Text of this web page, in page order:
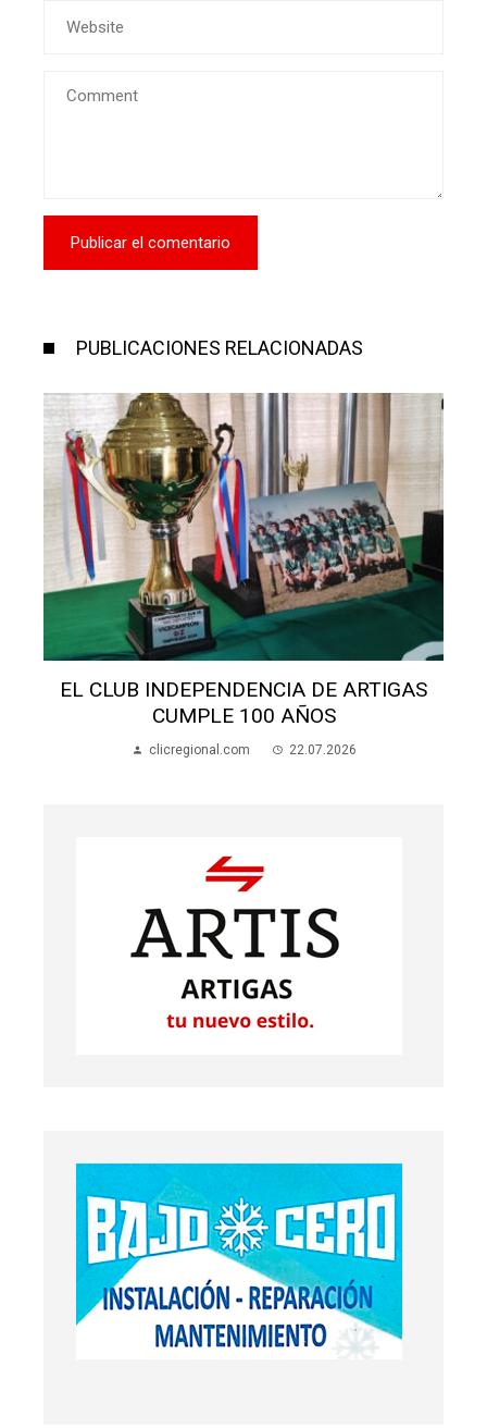
PUBLICACIONES RELACIONADAS
EL CLUB INDEPENDENCIA DE ARTIGAS
CUMPLE 100 AÑOS
clicregional.com 22.07.2026